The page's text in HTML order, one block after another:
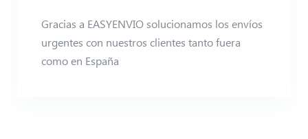
Gracias a EASYENVIO solucionamos los envíos
urgentes con nuestros clientes tanto fuera
como en España